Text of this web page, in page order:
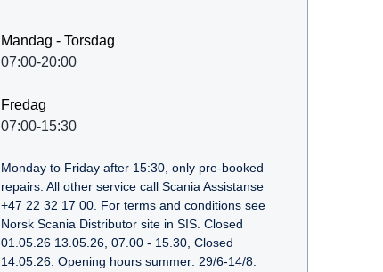
Mandag - Torsdag
07:00-20:00
Fredag
07:00-15:30
Monday to Friday after 15:30, only pre-booked
repairs. All other service call Scania Assistanse
+47 22 32 17 00. For terms and conditions see
Norsk Scania Distributor site in SIS. Closed
01.05.26 13.05.26, 07.00 - 15.30, Closed
14.05.26. Opening hours summer: 29/6-14/8: